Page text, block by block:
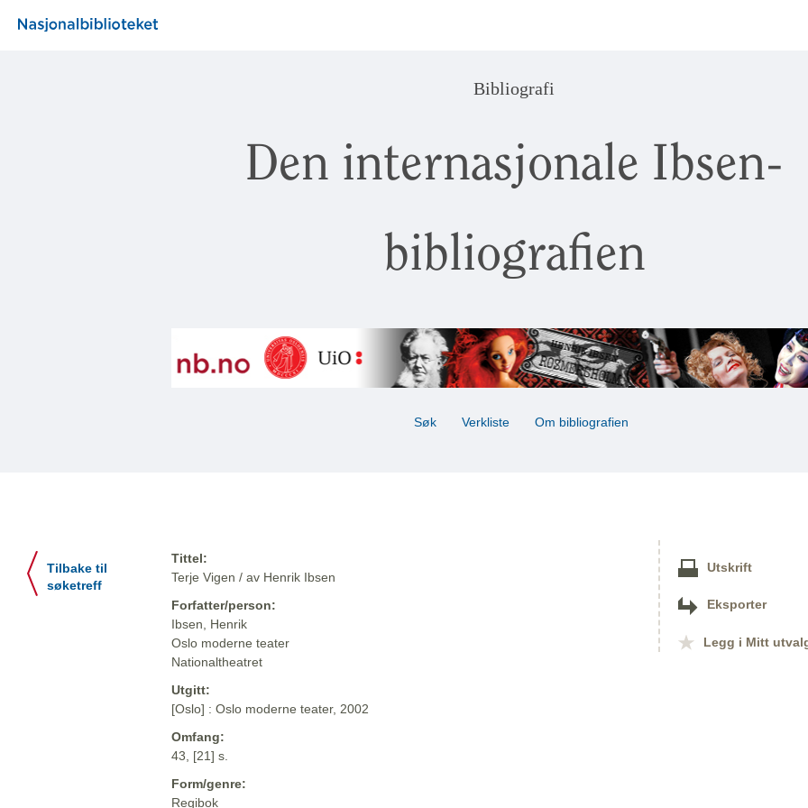
Bibliografi
Den internasjonale Ibsen-
bibliografien
Søk Verkliste Om bibliografien
Tilbake til
søketreff
Tittel:
Terje Vigen / av Henrik Ibsen
Forfatter/person:
Ibsen, Henrik
Oslo moderne teater
Nationaltheatret
Utgitt:
[Oslo] : Oslo moderne teater, 2002
Omfang:
43, [21] s.
Form/genre:
Regibok
Utskrift
Eksporter
Legg i Mitt